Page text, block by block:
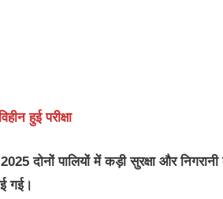
हुई परीक्षा
दोनों पालियों में कड़ी सुरक्षा और
गई।